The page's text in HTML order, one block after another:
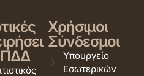
Χρήσιμοι
Σύνδεσμοι
Υπουργείο
Εσωτερικών